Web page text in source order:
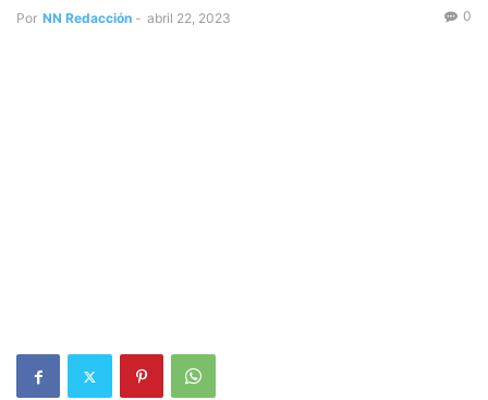
Por NN Redacción - abril 22, 2023 0